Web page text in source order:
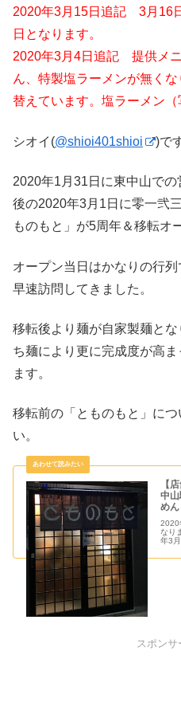
2020年3月15日追記 3月16
日となります。
2020年3月4日追記 提供メ
ん、特製塩ラーメンが無く
替えています。塩ラーメン（
シオイ(@shioi401shioi )で
2020年1月31日に東中山で
後の2020年3月1日に零一弐
ものもと」が5周年＆移転オ
オープン当日はかなりの行
早速訪問してきました。
移転後より麺が自家製麺と
ち麺により更に完成度が高
ます。
移転前の「とものもと」に
い。
【
中
めん
2020
なり
年3
日も
飯を
スポンサ